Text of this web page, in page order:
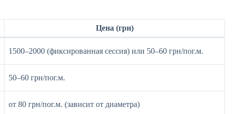
Цена (грн)
1500–2000 (фиксированная сессия) или 50–60 грн/пог.м.
50–60 грн/пог.м.
от 80 грн/пог.м. (зависит от диаметра)